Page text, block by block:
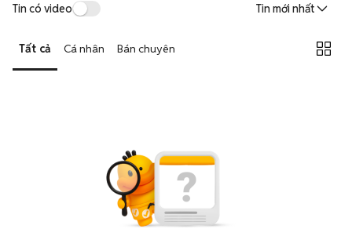
Tin có video Tin mới nhất
Tất cả Cá nhân Bán chuyên